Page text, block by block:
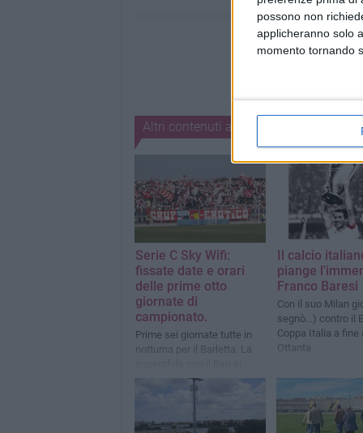
possono non
applicheranno solo
momento tornando
Altri contenuti a tema
Serie C Sky Wifi:
fissate date e orari
delle prime otto
giornate di
campionato.
Prime sei giornate tutte in
notturna per il Barletta. La
giocheràvenerdì 28 agosto
alle ore 21. Contro il Potenza
settembre.
Il calcio
piange
Franco Baresi
Con il suo Milan
segnò...) contro il
Coppa Italia a fine
Ottanta